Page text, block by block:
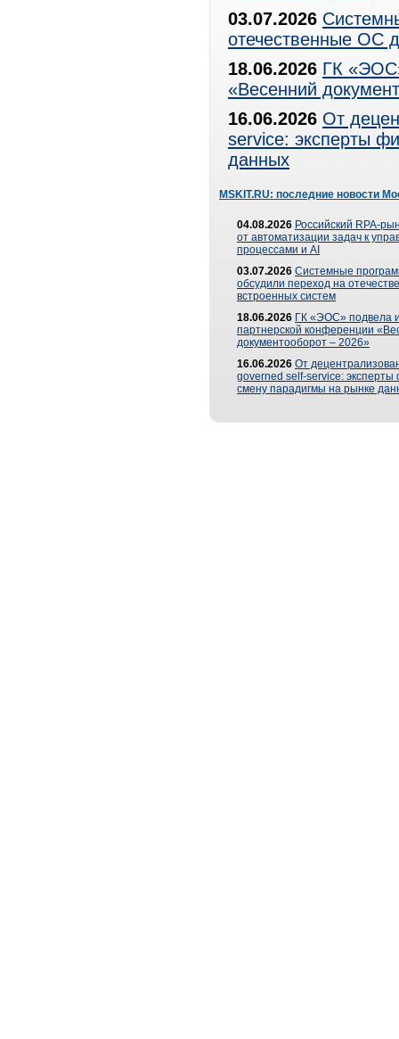
03.07.2026
отечественные ОС
18.06.2026 ГК
«Весенний
16.06.2026 От
service: эксперты
данных
MSKIT.RU: последние новости
04.08.2026 Российский RPA-
от автоматизации задач к
процессами и AI
03.07.2026 Системные
обсудили переход на
встроенных систем
18.06.2026 ГК «ЭОС» подвела
партнерской конференции
документооборот – 2026»
16.06.2026 От
governed self-service: эксперты
смену парадигмы на рынке